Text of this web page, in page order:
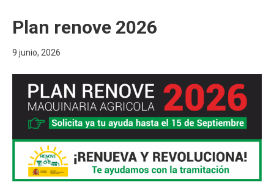
Plan renove 2026
9 junio, 2026